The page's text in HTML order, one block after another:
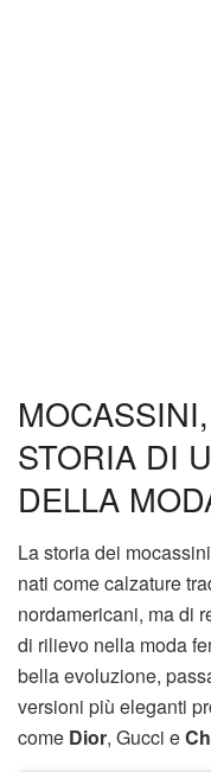
STORIA DI
DELLA
La storia dei
nati come calzature
nordamericani, ma di
di rilievo nella moda
bella evoluzione,
versioni più eleganti
come Dior, Gucci e